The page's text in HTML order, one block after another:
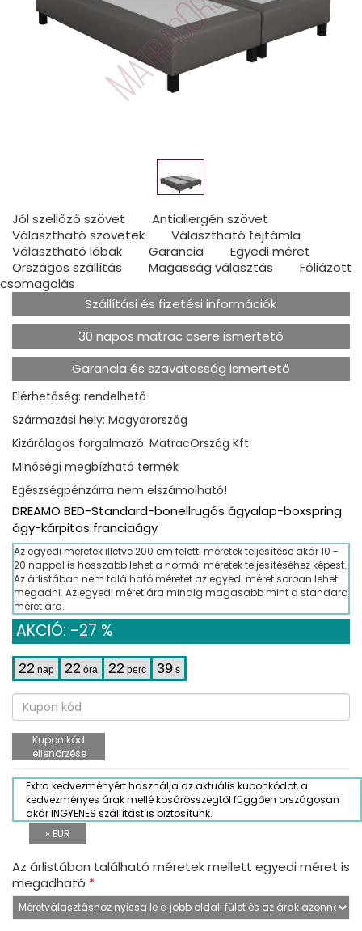
Jól szellőző szövet
Antiallergén szövet
Választható szövetek
Választható fejtámla
Választható lábak
Garancia
Egyedi méret
Országos szállítás
Magasság választás
Fóliázott
csomagolás
Szállítási és fizetési információk
30 napos matrac csere ismertető
Garancia és szavatosság ismertető
Elérhetőség: rendelhető
Származási hely: Magyarország
Kizárólagos forgalmazó: MatracOrszág Kft
Minőségi megbízható termék
Egészségpénzárra nem elszámolható!
DREAMO BED-Standard-bonellrugós ágyalap-boxspring
ágy-kárpitos franciaágy
Az egyedi méretek illetve 200 cm feletti méretek teljesítése akár 10 -
20 nappal is hosszabb lehet a normál méretek teljesítéséhez képest.
Az árlistában nem található méretet az egyedi méret sorban lehet
megadni. Az egyedi méret ára mindig magasabb mint a standard
méret ára.
AKCIÓ: -27 %
22 nap 22 óra 22 perc 39 s
Kupon kód
ellenőrzése
Extra kedvezményért használja az aktuális kuponkódot, a
kedvezményes árak mellé kosárösszegtől függően országosan
akár INGYENES szállítást is biztosítunk.
» EUR
Az árlistában található méretek mellett egyedi méret is
megadható *